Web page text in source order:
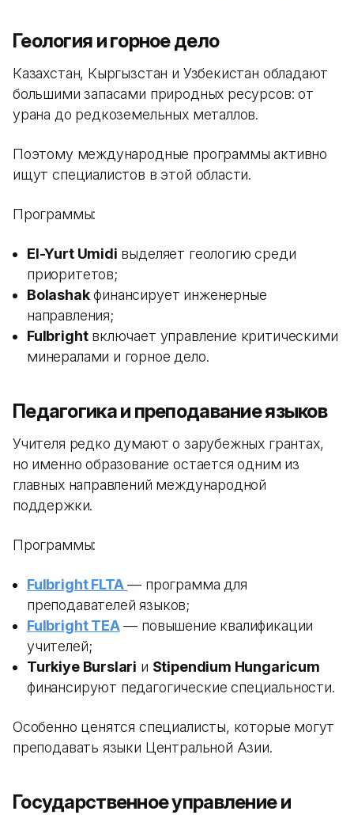
Геология и горное дело
Казахстан, Кыргызстан и Узбекистан обладают
большими запасами природных ресурсов: от
урана до редкоземельных металлов.
Поэтому международные программы активно
ищут специалистов в этой области.
Программы:
El-Yurt Umidi выделяет геологию среди
приоритетов;
Bolashakфинансирует инженерные
направления;
Fulbrightвключает управление критическими
минералами и горное дело.
Педагогика и преподавание языков
Учителя редко думают о зарубежных грантах,
но именно образование остается одним из
главных направлений международной
поддержки.
Программы:
Fulbright FLTA — программа для
преподавателей языков;
Fulbright TEA— повышение квалификации
учителей;
Turkiye Burslari и Stipendium Hungaricum
финансируют педагогические специальности.
Особенно ценятся специалисты, которые могут
преподавать языки Центральной Азии.
Государственное управление и